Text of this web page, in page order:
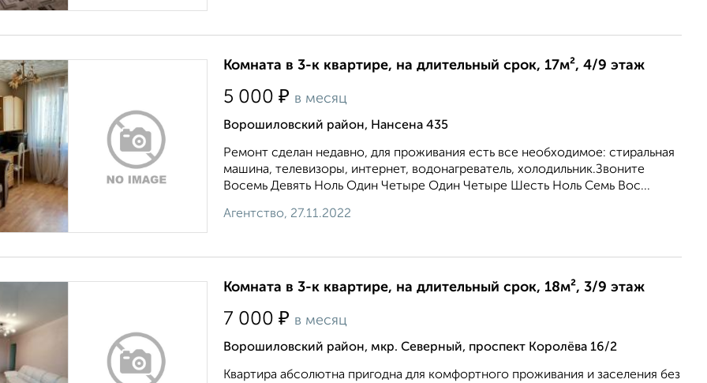
Комната в 3-к квартире, на длительный срок, 17м², 4/9 этаж
5 000 ₽ в месяц
Ворошиловский район, Нансена 435
Ремонт сделан недавно, для проживания есть все необходимое: стиральная
машина, телевизоры, интернет, водонагреватель, холодильник.Звоните
Восемь Девять Ноль Один Четыре Один Четыре Шесть Ноль Семь Вос...
Агентство, 27.11.2022
Комната в 3-к квартире, на длительный срок, 18м², 3/9 этаж
7 000 ₽ в месяц
Ворошиловский район, мкр. Северный, проспект Королёва 16/2
Квартира абсолютна пригодна для комфортного проживания и заселения без